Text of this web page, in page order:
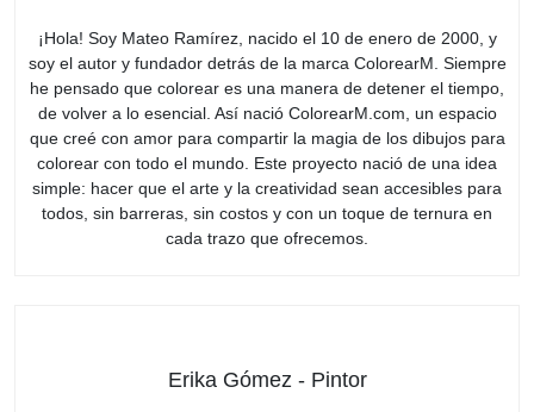
¡Hola! Soy Mateo Ramírez, nacido el 10 de enero de 2000, y
soy el autor y fundador detrás de la marca ColorearM. Siempre
he pensado que colorear es una manera de detener el tiempo,
de volver a lo esencial. Así nació ColorearM.com, un espacio
que creé con amor para compartir la magia de los dibujos para
colorear con todo el mundo. Este proyecto nació de una idea
simple: hacer que el arte y la creatividad sean accesibles para
todos, sin barreras, sin costos y con un toque de ternura en
cada trazo que ofrecemos.
Erika Gómez - Pintor